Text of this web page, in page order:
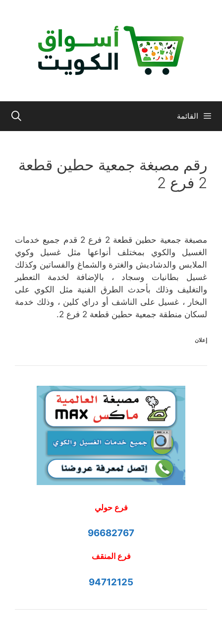
القائمة
رقم مصبغة جمعية حطين قطعة
2 فرع 2
مصبغة جمعية حطين قطعة 2 فرع 2 قدم جميع خدمات
الغسيل والكوي بمختلف أنواعها مثل غسيل وكوي
الملابس والدشاديش والغترة والشماغ والفساتين وكذلك
غسيل بطانيات وسجاد ، بالإضافة لخدمة التعطير
والتغليف وذلك بأحدث الطرق الفنية مثل الكوي على
البخار ، غسيل على الناشف أو دراي كلين ، وذلك خدمة
لسكان منطقة جمعية حطين قطعة 2 فرع 2.
إعلان
فرع حولي
96682767
فرع المنقف
94712125